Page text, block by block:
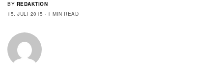
BY REDAKTION
15. JULI 2015
1 MIN READ